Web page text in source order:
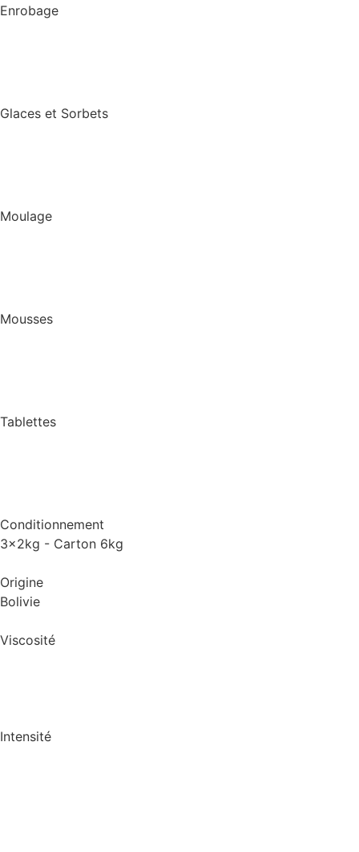
Enrobage
Glaces et Sorbets
Moulage
Mousses
Tablettes
Conditionnement
3x2kg - Carton 6kg
Origine
Bolivie
Viscosité
Intensité